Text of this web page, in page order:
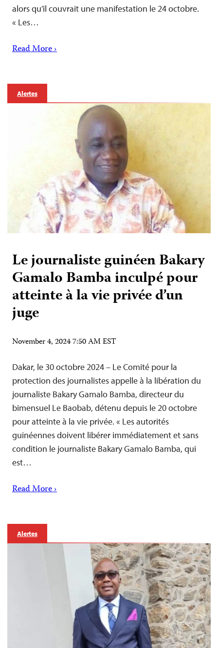
alors qu’il couvrait une manifestation le 24 octobre.
« Les…
Read More ›
Alertes
Le journaliste guinéen Bakary
Gamalo Bamba inculpé pour
atteinte à la vie privée d’un
juge
November 4, 2024 7:50 AM EST
Dakar, le 30 octobre 2024 – Le Comité pour la
protection des journalistes appelle à la libération du
journaliste Bakary Gamalo Bamba, directeur du
bimensuel Le Baobab, détenu depuis le 20 octobre
pour atteinte à la vie privée. « Les autorités
guinéennes doivent libérer immédiatement et sans
condition le journaliste Bakary Gamalo Bamba, qui
est…
Read More ›
Alertes